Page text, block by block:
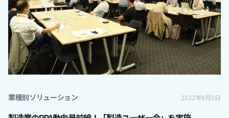
業種別ソリューション 2022年9月5日